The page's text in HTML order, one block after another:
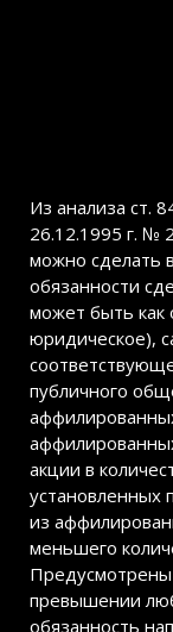
Из анализа ст.
26.12.1995 г. №
можно сделать
обязанности
может быть как
юридическое),
публичного
акции в
установленных
из
меньшего
Предусмотрены
превышении
обязанность